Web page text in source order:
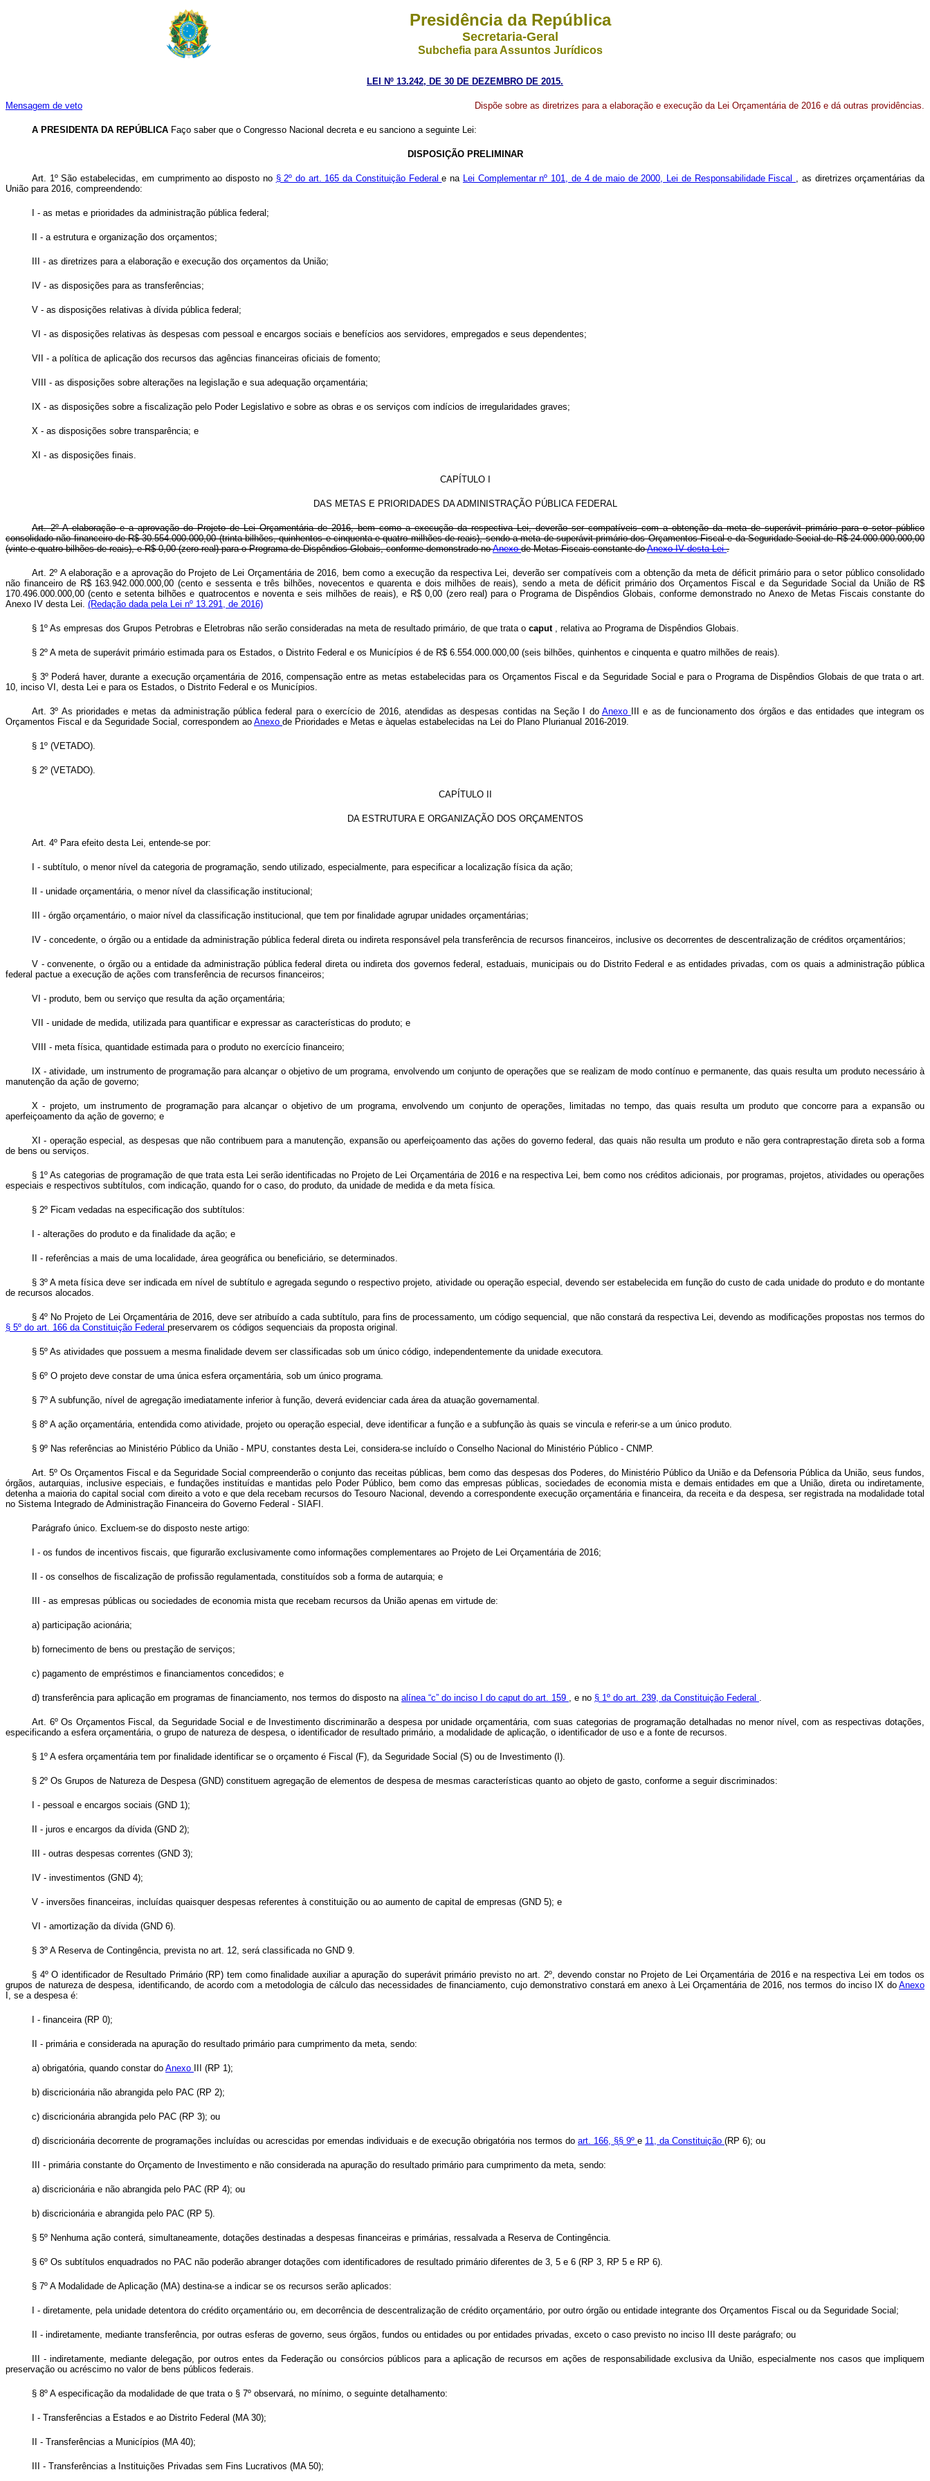
Presidência da República
Secretaria-Geral
Subchefia para Assuntos Jurídicos
LEI Nº 13.242, DE 30 DE DEZEMBRO DE 2015.
Mensagem de veto Dispõe sobre as diretrizes para a elaboração e execução da Lei Orçamentária de 2016 e dá outras providências.
A PRESIDENTA DA REPÚBLICA Faço saber que o Congresso Nacional decreta e eu sanciono a seguinte Lei:
DISPOSIÇÃO PRELIMINAR
Art. 1º São estabelecidas, em cumprimento ao disposto no § 2º do art. 165 da Constituição Federale na Lei Complementar nº 101, de 4 de maio de 2000, Lei de Responsabilidade Fiscal , as diretrizes orçamentárias da
União para 2016, compreendendo:
I - as metas e prioridades da administração pública federal;
II - a estrutura e organização dos orçamentos;
III - as diretrizes para a elaboração e execução dos orçamentos da União;
IV - as disposições para as transferências;
V - as disposições relativas à dívida pública federal;
VI - as disposições relativas às despesas com pessoal e encargos sociais e benefícios aos servidores, empregados e seus dependentes;
VII - a política de aplicação dos recursos das agências financeiras oficiais de fomento;
VIII - as disposições sobre alterações na legislação e sua adequação orçamentária;
IX - as disposições sobre a fiscalização pelo Poder Legislativo e sobre as obras e os serviços com indícios de irregularidades graves;
X - as disposições sobre transparência; e
XI - as disposições finais.
CAPÍTULO I
DAS METAS E PRIORIDADES DA ADMINISTRAÇÃO PÚBLICA FEDERAL
Art. 2º A elaboração e a aprovação do Projeto de Lei Orçamentária de 2016, bem como a execução da respectiva Lei, deverão ser compatíveis com a obtenção da meta de superávit primário para o setor público
consolidado não financeiro de R$ 30.554.000.000,00 (trinta bilhões, quinhentos e cinquenta e quatro milhões de reais), sendo a meta de superávit primário dos Orçamentos Fiscal e da Seguridade Social de R$ 24.000.000.000,00
(vinte e quatro bilhões de reais), e R$ 0,00 (zero real) para o Programa de Dispêndios Globais, conforme demonstrado noAnexode Metas Fiscais constante doAnexo IV desta Lei.
Art. 2º A elaboração e a aprovação do Projeto de Lei Orçamentária de 2016, bem como a execução da respectiva Lei, deverão ser compatíveis com a obtenção da meta de déficit primário para o setor público consolidado
não financeiro de R$ 163.942.000.000,00 (cento e sessenta e três bilhões, novecentos e quarenta e dois milhões de reais), sendo a meta de déficit primário dos Orçamentos Fiscal e da Seguridade Social da União de R$
170.496.000.000,00 (cento e setenta bilhões e quatrocentos e noventa e seis milhões de reais), e R$ 0,00 (zero real) para o Programa de Dispêndios Globais, conforme demonstrado no Anexo de Metas Fiscais constante do
Anexo IV desta Lei. (Redação dada pela Lei nº 13.291, de 2016)
§ 1º As empresas dos Grupos Petrobras e Eletrobras não serão consideradas na meta de resultado primário, de que trata o caput , relativa ao Programa de Dispêndios Globais.
§ 2º A meta de superávit primário estimada para os Estados, o Distrito Federal e os Municípios é de R$ 6.554.000.000,00 (seis bilhões, quinhentos e cinquenta e quatro milhões de reais).
§ 3º Poderá haver, durante a execução orçamentária de 2016, compensação entre as metas estabelecidas para os Orçamentos Fiscal e da Seguridade Social e para o Programa de Dispêndios Globais de que trata o art.
10, inciso VI, desta Lei e para os Estados, o Distrito Federal e os Municípios.
Art. 3º As prioridades e metas da administração pública federal para o exercício de 2016, atendidas as despesas contidas na Seção I do Anexo
III e as de funcionamento dos órgãos e das entidades que integram os
Orçamentos Fiscal e da Seguridade Social, correspondem ao Anexo de Prioridades e Metas e àquelas estabelecidas na Lei do Plano Plurianual 2016-2019.
§ 1º (VETADO).
§ 2º (VETADO).
CAPÍTULO II
DA ESTRUTURA E ORGANIZAÇÃO DOS ORÇAMENTOS
Art. 4º Para efeito desta Lei, entende-se por:
I - subtítulo, o menor nível da categoria de programação, sendo utilizado, especialmente, para especificar a localização física da ação;
II - unidade orçamentária, o menor nível da classificação institucional;
III - órgão orçamentário, o maior nível da classificação institucional, que tem por finalidade agrupar unidades orçamentárias;
IV - concedente, o órgão ou a entidade da administração pública federal direta ou indireta responsável pela transferência de recursos financeiros, inclusive os decorrentes de descentralização de créditos orçamentários;
V - convenente, o órgão ou a entidade da administração pública federal direta ou indireta dos governos federal, estaduais, municipais ou do Distrito Federal e as entidades privadas, com os quais a administração pública
federal pactue a execução de ações com transferência de recursos financeiros;
VI - produto, bem ou serviço que resulta da ação orçamentária;
VII - unidade de medida, utilizada para quantificar e expressar as características do produto; e
VIII - meta física, quantidade estimada para o produto no exercício financeiro;
IX - atividade, um instrumento de programação para alcançar o objetivo de um programa, envolvendo um conjunto de operações que se realizam de modo contínuo e permanente, das quais resulta um produto necessário à
manutenção da ação de governo;
X - projeto, um instrumento de programação para alcançar o objetivo de um programa, envolvendo um conjunto de operações, limitadas no tempo, das quais resulta um produto que concorre para a expansão ou
aperfeiçoamento da ação de governo; e
XI - operação especial, as despesas que não contribuem para a manutenção, expansão ou aperfeiçoamento das ações do governo federal, das quais não resulta um produto e não gera contraprestação direta sob a forma
de bens ou serviços.
§ 1º As categorias de programação de que trata esta Lei serão identificadas no Projeto de Lei Orçamentária de 2016 e na respectiva Lei, bem como nos créditos adicionais, por programas, projetos, atividades ou operações
especiais e respectivos subtítulos, com indicação, quando for o caso, do produto, da unidade de medida e da meta física.
§ 2º Ficam vedadas na especificação dos subtítulos:
I - alterações do produto e da finalidade da ação; e
II - referências a mais de uma localidade, área geográfica ou beneficiário, se determinados.
§ 3º A meta física deve ser indicada em nível de subtítulo e agregada segundo o respectivo projeto, atividade ou operação especial, devendo ser estabelecida em função do custo de cada unidade do produto e do montante
de recursos alocados.
§ 4º No Projeto de Lei Orçamentária de 2016, deve ser atribuído a cada subtítulo, para fins de processamento, um código sequencial, que não constará da respectiva Lei, devendo as modificações propostas nos termos do
§ 5º do art. 166 da Constituição Federal preservarem os códigos sequenciais da proposta original.
§ 5º As atividades que possuem a mesma finalidade devem ser classificadas sob um único código, independentemente da unidade executora.
§ 6º O projeto deve constar de uma única esfera orçamentária, sob um único programa.
§ 7º A subfunção, nível de agregação imediatamente inferior à função, deverá evidenciar cada área da atuação governamental.
§ 8º A ação orçamentária, entendida como atividade, projeto ou operação especial, deve identificar a função e a subfunção às quais se vincula e referir-se a um único produto.
§ 9º Nas referências ao Ministério Público da União - MPU, constantes desta Lei, considera-se incluído o Conselho Nacional do Ministério Público - CNMP.
Art. 5º Os Orçamentos Fiscal e da Seguridade Social compreenderão o conjunto das receitas públicas, bem como das despesas dos Poderes, do Ministério Público da União e da Defensoria Pública da União, seus fundos,
órgãos, autarquias, inclusive especiais, e fundações instituídas e mantidas pelo Poder Público, bem como das empresas públicas, sociedades de economia mista e demais entidades em que a União, direta ou indiretamente,
detenha a maioria do capital social com direito a voto e que dela recebam recursos do Tesouro Nacional, devendo a correspondente execução orçamentária e financeira, da receita e da despesa, ser registrada na modalidade total
no Sistema Integrado de Administração Financeira do Governo Federal - SIAFI.
Parágrafo único. Excluem-se do disposto neste artigo:
I - os fundos de incentivos fiscais, que figurarão exclusivamente como informações complementares ao Projeto de Lei Orçamentária de 2016;
II - os conselhos de fiscalização de profissão regulamentada, constituídos sob a forma de autarquia; e
III - as empresas públicas ou sociedades de economia mista que recebam recursos da União apenas em virtude de:
a) participação acionária;
b) fornecimento de bens ou prestação de serviços;
c) pagamento de empréstimos e financiamentos concedidos; e
d) transferência para aplicação em programas de financiamento, nos termos do disposto na alínea “c” do inciso I do caput do art. 159 , e no § 1º do art. 239, da Constituição Federal .
Art. 6º Os Orçamentos Fiscal, da Seguridade Social e de Investimento discriminarão a despesa por unidade orçamentária, com suas categorias de programação detalhadas no menor nível, com as respectivas dotações,
especificando a esfera orçamentária, o grupo de natureza de despesa, o identificador de resultado primário, a modalidade de aplicação, o identificador de uso e a fonte de recursos.
§ 1º A esfera orçamentária tem por finalidade identificar se o orçamento é Fiscal (F), da Seguridade Social (S) ou de Investimento (I).
§ 2º Os Grupos de Natureza de Despesa (GND) constituem agregação de elementos de despesa de mesmas características quanto ao objeto de gasto, conforme a seguir discriminados:
I - pessoal e encargos sociais (GND 1);
II - juros e encargos da dívida (GND 2);
III - outras despesas correntes (GND 3);
IV - investimentos (GND 4);
V - inversões financeiras, incluídas quaisquer despesas referentes à constituição ou ao aumento de capital de empresas (GND 5); e
VI - amortização da dívida (GND 6).
§ 3º A Reserva de Contingência, prevista no art. 12, será classificada no GND 9.
§ 4º O identificador de Resultado Primário (RP) tem como finalidade auxiliar a apuração do superávit primário previsto no art. 2º, devendo constar no Projeto de Lei Orçamentária de 2016 e na respectiva Lei em todos os
grupos de natureza de despesa, identificando, de acordo com a metodologia de cálculo das necessidades de financiamento, cujo demonstrativo constará em anexo à Lei Orçamentária de 2016, nos termos do inciso IX do Anexo
I, se a despesa é:
I - financeira (RP 0);
II - primária e considerada na apuração do resultado primário para cumprimento da meta, sendo:
a) obrigatória, quando constar do Anexo III (RP 1);
b) discricionária não abrangida pelo PAC (RP 2);
c) discricionária abrangida pelo PAC (RP 3); ou
d) discricionária decorrente de programações incluídas ou acrescidas por emendas individuais e de execução obrigatória nos termos do art. 166, §§ 9º e 11, da Constituição (RP 6); ou
III - primária constante do Orçamento de Investimento e não considerada na apuração do resultado primário para cumprimento da meta, sendo:
a) discricionária e não abrangida pelo PAC (RP 4); ou
b) discricionária e abrangida pelo PAC (RP 5).
§ 5º Nenhuma ação conterá, simultaneamente, dotações destinadas a despesas financeiras e primárias, ressalvada a Reserva de Contingência.
§ 6º Os subtítulos enquadrados no PAC não poderão abranger dotações com identificadores de resultado primário diferentes de 3, 5 e 6 (RP 3, RP 5 e RP 6).
§ 7º A Modalidade de Aplicação (MA) destina-se a indicar se os recursos serão aplicados:
I - diretamente, pela unidade detentora do crédito orçamentário ou, em decorrência de descentralização de crédito orçamentário, por outro órgão ou entidade integrante dos Orçamentos Fiscal ou da Seguridade Social;
II - indiretamente, mediante transferência, por outras esferas de governo, seus órgãos, fundos ou entidades ou por entidades privadas, exceto o caso previsto no inciso III deste parágrafo; ou
III - indiretamente, mediante delegação, por outros entes da Federação ou consórcios públicos para a aplicação de recursos em ações de responsabilidade exclusiva da União, especialmente nos casos que impliquem
preservação ou acréscimo no valor de bens públicos federais.
§ 8º A especificação da modalidade de que trata o § 7º observará, no mínimo, o seguinte detalhamento:
I - Transferências a Estados e ao Distrito Federal (MA 30);
II - Transferências a Municípios (MA 40);
III - Transferências a Instituições Privadas sem Fins Lucrativos (MA 50);